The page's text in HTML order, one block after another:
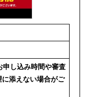
し込み時間や審査
に添えない場合がご